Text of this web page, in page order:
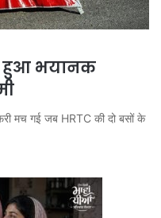
हुआ भयानक
मच गई जब HRTC की दो बसों के